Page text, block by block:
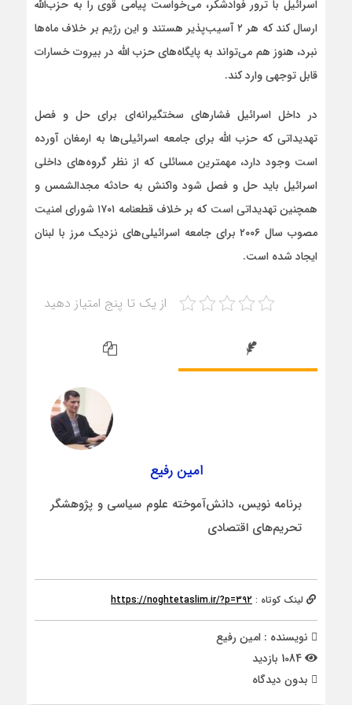
اسرائیل با ترور فواد‌شکر، می‌خواست پیامی قوی را به حزب‌الله
ارسال کند که هر ۲ آسیب‌پذیر هستند و این رژیم بر خلاف ماه‌ها
نبرد، هنوز هم می‌تواند به پایگاه‌های حزب الله در بیروت خسارات
قابل توجهی وارد کند.
در داخل اسرائیل فشارهای سختگیرانه‌ای برای حل و فصل
تهدیداتی که حزب الله برای جامعه اسرائیلی‌ها به ارمغان آورده
است وجود دارد، مهمترین مسائلی که از نظر گروه‌های داخلی
اسرائیل باید حل و فصل شود واکنش به حادثه مجد‌الشمس و
همچنین تهدیداتی است که بر خلاف قطعنامه ۱۷۰۱ شورای امنیت
مصوب سال ۲۰۰۶ برای جامعه اسرائیلی‌های نزدیک مرز با لبنان
ایجاد شده است.
از یک تا پنج امتیاز دهید
امین رفیع
برنامه نویس، دانش‌آموخته علوم سیاسی و پژوهشگر
تحریم‌های اقتصادی
لینک کوتاه : https://noghtetaslim.ir/?p=392
نویسنده : امین رفیع
بدون دیدگاه